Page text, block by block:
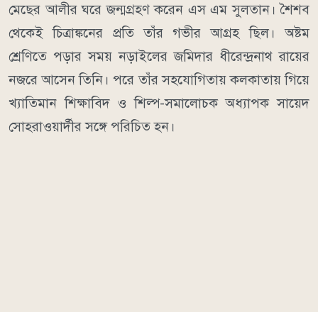
মেছের আলীর ঘরে জন্মগ্রহণ করেন এস এম সুলতান। শৈশব
থেকেই চিত্রাঙ্কনের প্রতি তাঁর গভীর আগ্রহ ছিল। অষ্টম
শ্রেণিতে পড়ার সময় নড়াইলের জমিদার ধীরেন্দ্রনাথ রায়ের
নজরে আসেন তিনি। পরে তাঁর সহযোগিতায় কলকাতায় গিয়ে
খ্যাতিমান শিক্ষাবিদ ও শিল্প-সমালোচক অধ্যাপক সায়েদ
সোহরাওয়ার্দীর সঙ্গে পরিচিত হন।